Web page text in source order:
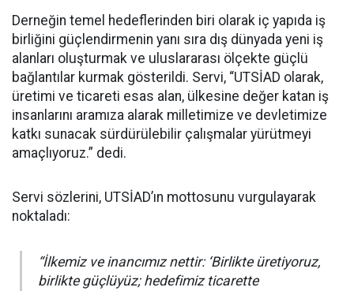
Derneğin temel hedeflerinden biri olarak iç yapıda iş
birliğini güçlendirmenin yanı sıra dış dünyada yeni iş
alanları oluşturmak ve uluslararası ölçekte güçlü
bağlantılar kurmak gösterildi. Servi, “UTSİAD olarak,
üretimi ve ticareti esas alan, ülkesine değer katan iş
insanlarını aramıza alarak milletimize ve devletimize
katkı sunacak sürdürülebilir çalışmalar yürütmeyi
amaçlıyoruz.” dedi.
Servi sözlerini, UTSİAD’ın mottosunu vurgulayarak
noktaladı:
“İlkemiz ve inancımız nettir: ‘Birlikte üretiyoruz,
birlikte güçlüyüz; hedefimiz ticarette